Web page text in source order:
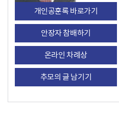
개인공훈록 바로가기
안장자 참배하기
온라인 차례상
추모의 글 남기기